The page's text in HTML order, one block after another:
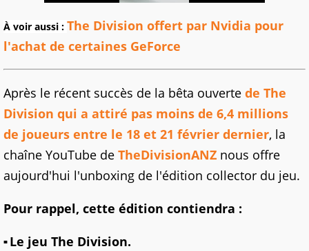
À voir aussi : The Division offert par Nvidia pour
l'achat de certaines GeForce
Après le récent succès de la bêta ouverte de The
Division qui a attiré pas moins de 6,4 millions
de joueurs entre le 18 et 21 février dernier, la
chaîne YouTube de TheDivisionANZ nous offre
aujourd'hui l'unboxing de l'édition collector du jeu.
Pour rappel, cette édition contiendra :
Le jeu The Division.